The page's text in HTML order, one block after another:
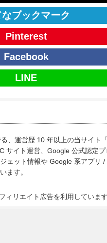
ブックマーク
Pinterest
Facebook
LINE
、運営歴 10 年以上の当サイト
サイト運営、Google 公式認定
ェット情報や Google 系アプリ
ます。
ィリエイト広告を利用しています